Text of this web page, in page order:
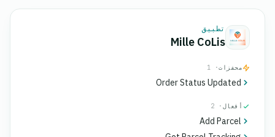
تطبيق
Mille CoLis
محفزات· 1
Order Status Updated
أفعال · 2
Add Parcel